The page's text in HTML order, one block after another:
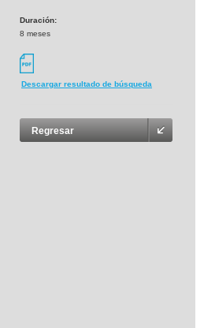
Duración:
8 meses
Descargar resultado de búsqueda
Regresar